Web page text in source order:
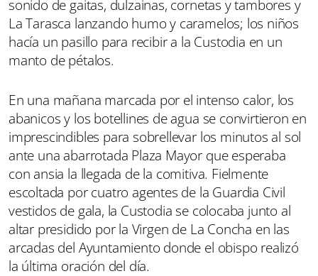
sonido de gaitas, dulzainas, cornetas y tambores y
La Tarasca lanzando humo y caramelos; los niños
hacía un pasillo para recibir a la Custodia en un
manto de pétalos.
En una mañana marcada por el intenso calor, los
abanicos y los botellines de agua se convirtieron en
imprescindibles para sobrellevar los minutos al sol
ante una abarrotada Plaza Mayor que esperaba
con ansia la llegada de la comitiva. Fielmente
escoltada por cuatro agentes de la Guardia Civil
vestidos de gala, la Custodia se colocaba junto al
altar presidido por la Virgen de La Concha en las
arcadas del Ayuntamiento donde el obispo realizó
la última oración del día.